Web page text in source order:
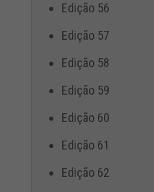
Edição 56
Edição 57
Edição 58
Edição 59
Edição 60
Edição 61
Edição 62